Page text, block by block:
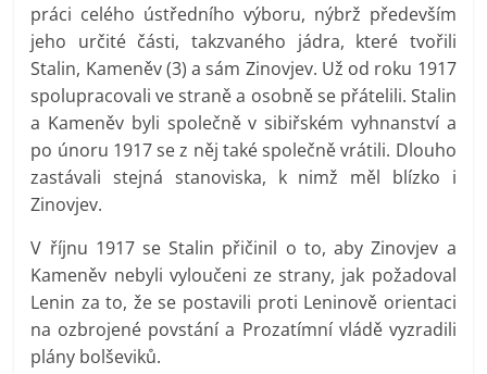
práci celého ústředního výboru, nýbrž především
jeho určité části, takzvaného jádra, které tvořili
Stalin, Kameněv (3) a sám Zinovjev. Už od roku 1917
spolupracovali ve straně a osobně se přátelili. Stalin
a Kameněv byli společně v sibiřském vyhnanství a
po únoru 1917 se z něj také společně vrátili. Dlouho
zastávali stejná stanoviska, k nimž měl blízko i
Zinovjev.
V říjnu 1917 se Stalin přičinil o to, aby Zinovjev a
Kameněv nebyli vyloučeni ze strany, jak požadoval
Lenin za to, že se postavili proti Leninově orientaci
na ozbrojené povstání a Prozatímní vládě vyzradili
plány bolševiků.